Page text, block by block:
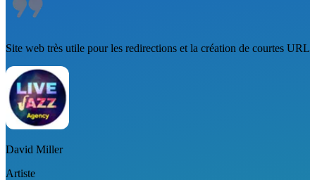
Site web très utile pour les redirections et la création de courtes
David Miller
Artiste